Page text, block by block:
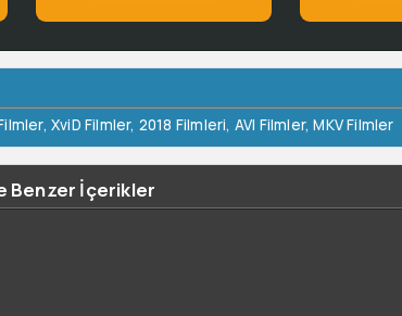
,XviD Filmler, 2018 Filmleri, AVI Filmler,MKV Filmler
Benzer İçerikler